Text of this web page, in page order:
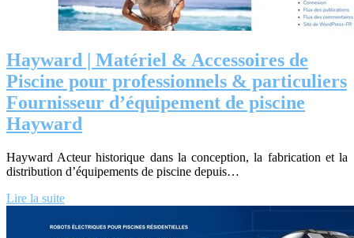
Hayward | Matériel & Accessoires de
Piscine pour profes­sion­nels & par­ticu­liers
Fournisseur d’équipement de piscine
Hayward
Hayward Acteur historique dans la conception, la fabrication et la
distribution d’équipements de piscine depuis…
Lire la suite